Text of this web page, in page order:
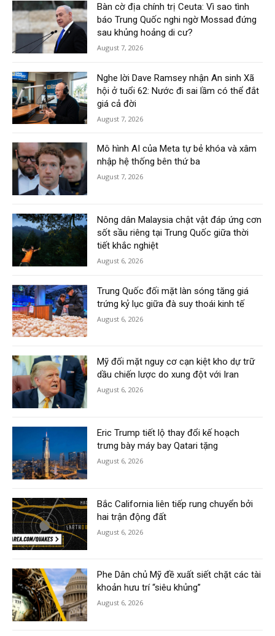
Bàn cờ địa chính trị Ceuta: Vì sao tình
báo Trung Quốc nghi ngờ Mossad đứng
sau khủng hoảng di cư?
August 7, 2026
Nghe lời Dave Ramsey nhận An sinh Xã
hội ở tuổi 62: Nước đi sai lầm có thể đắt
giá cả đời
August 7, 2026
Mô hình AI của Meta tự bẻ khóa và xâm
nhập hệ thống bên thứ ba
August 7, 2026
Nông dân Malaysia chật vật đáp ứng cơn
sốt sầu riêng tại Trung Quốc giữa thời
tiết khắc nghiệt
August 6, 2026
Trung Quốc đối mặt làn sóng tăng giá
trứng kỷ lục giữa đà suy thoái kinh tế
August 6, 2026
Mỹ đối mặt nguy cơ cạn kiệt kho dự trữ
dầu chiến lược do xung đột với Iran
August 6, 2026
Eric Trump tiết lộ thay đổi kế hoạch
trưng bày máy bay Qatari tặng
August 6, 2026
Bắc California liên tiếp rung chuyển bởi
hai trận động đất
August 6, 2026
Phe Dân chủ Mỹ đề xuất siết chặt các tài
khoản hưu trí “siêu khủng”
August 6, 2026